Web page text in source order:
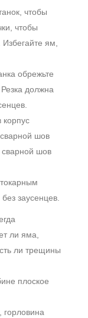
чтобы
чтобы
ям,
обрежьте
должна
шов
сварной шов
заусенцев.
ли яма,
ли трещины
плоское
горловина